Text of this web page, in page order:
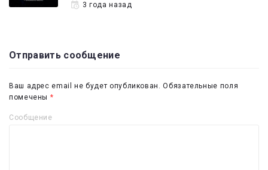
3 года назад
Отправить сообщение
Ваш адрес email не будет опубликован.
Обязательные поля
помечены *
Сообщение